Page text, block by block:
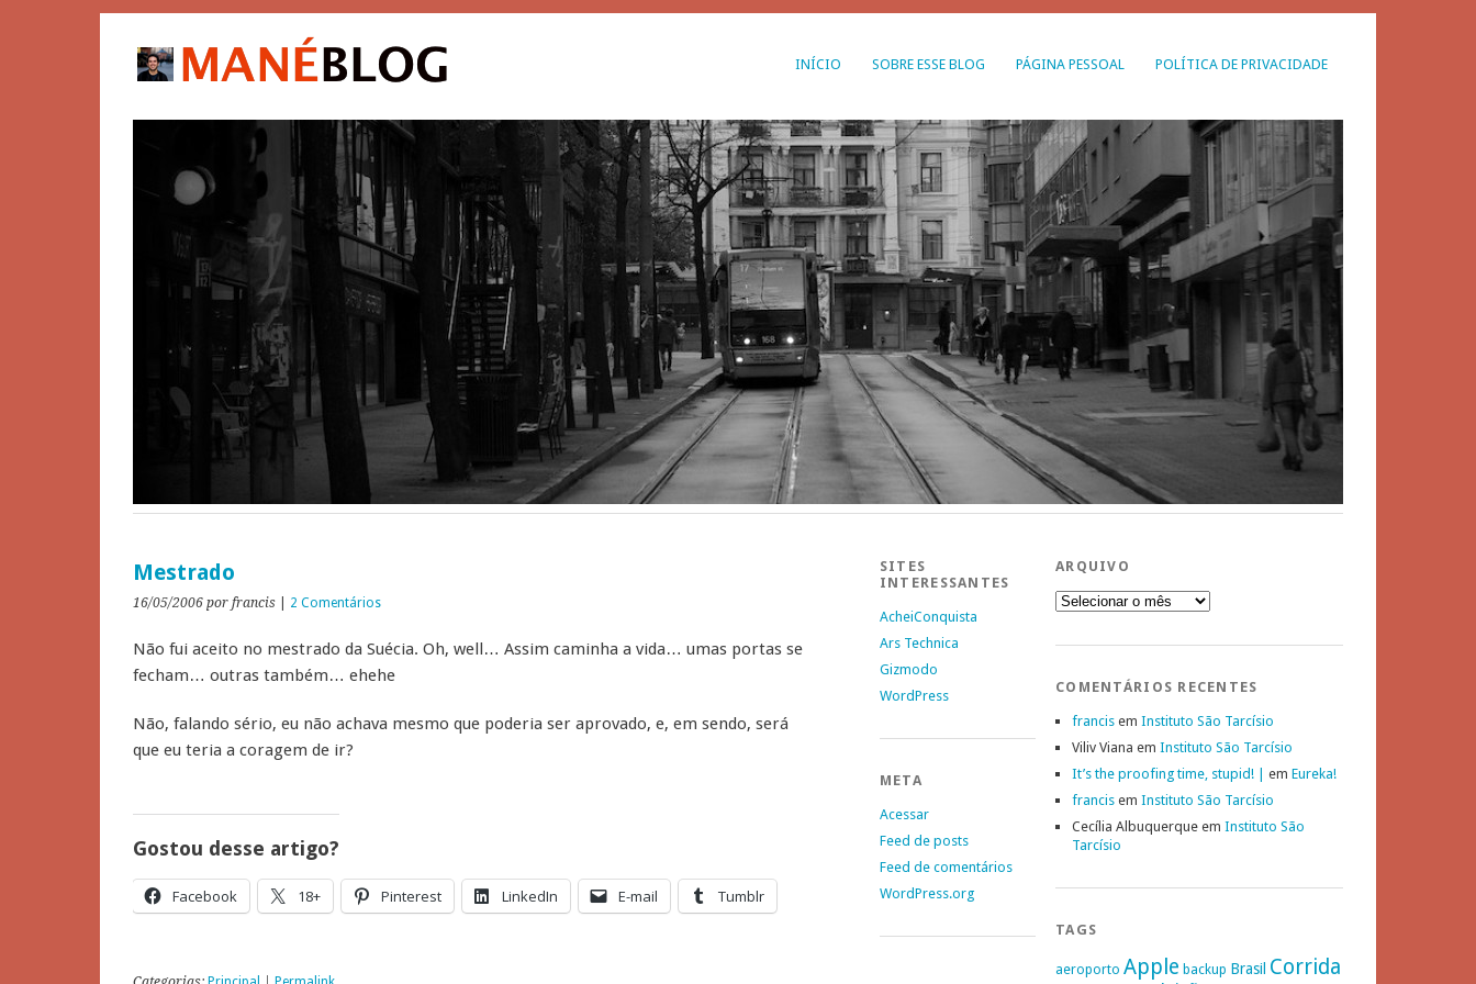
INÍCIO SOBRE ESSE BLOG PÁGINA PESSOAL POLÍTICA DE PRIVACIDADE
Mestrado
16/05/2006 por francis 2 Comentários
Não fui aceito no mestrado da Suécia. Oh, well… Assim caminha a vida… umas portas se
fecham… outras também… ehehe
Não, falando sério, eu não achava mesmo que poderia ser aprovado, e, em sendo, será
que eu teria a coragem de ir?
Gostou desse artigo?
Facebook 18+ Pinterest LinkedIn E-mail Tumblr
SITES
INTERESSANTES
AcheiConquista
Ars Technica
Gizmodo
WordPress
META
Acessar
Feed de posts
Feed de comentários
WordPress.org
ARQUIVO
Arquivo
COMENTÁRIOS RECENTES
francis em Instituto São Tarcísio
Viliv Viana em Instituto São Tarcísio
It’s the proofing time, stupid! |
em Eureka!
francis em Instituto São Tarcísio
Cecília Albuquerque em Instituto São
Tarcísio
TAGS
aeroporto Apple backup Brasil Corrida